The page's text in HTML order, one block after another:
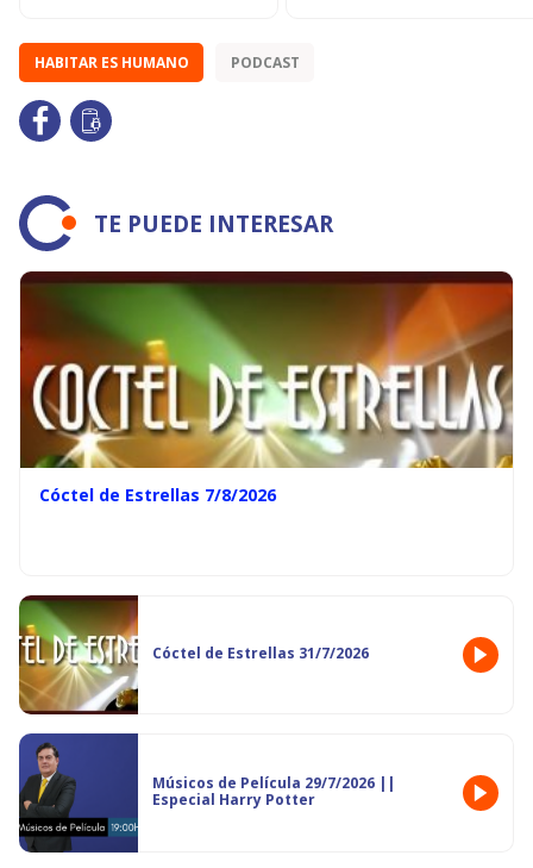
HABITAR ES HUMANO PODCAST
TE PUEDE INTERESAR
Cóctel de Estrellas 7/8/2026
Cóctel de Estrellas 31/7/2026
Músicos de Película 29/7/2026 ||
Especial Harry Potter